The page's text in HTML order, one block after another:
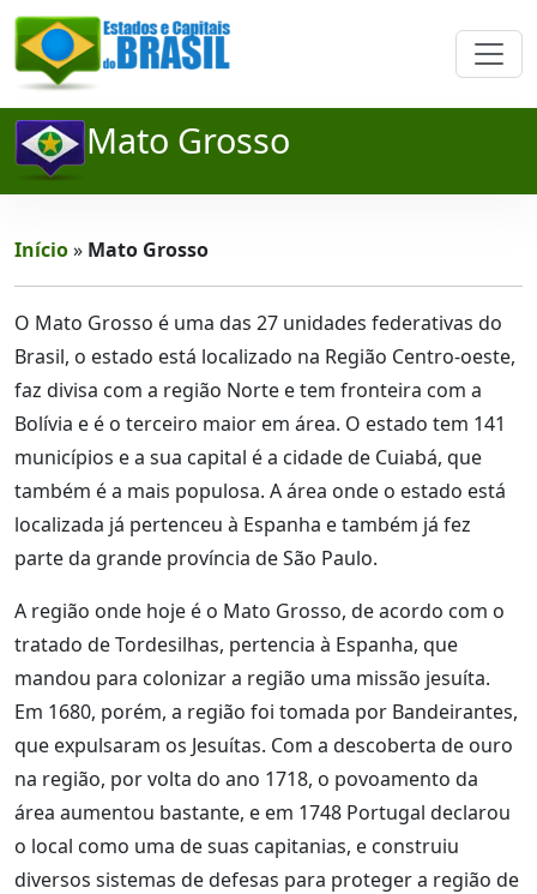
Mato Grosso
Início» Mato Grosso
O Mato Grosso é uma das 27 unidades federativas do
Brasil, o estado está localizado na Região Centro-oeste,
faz divisa com a região Norte e tem fronteira com a
Bolívia e é o terceiro maior em área. O estado tem 141
municípios e a sua capital é a cidade de Cuiabá, que
também é a mais populosa. A área onde o estado está
localizada já pertenceu à Espanha e também já fez
parte da grande província de São Paulo.
A região onde hoje é o Mato Grosso, de acordo com o
tratado de Tordesilhas, pertencia à Espanha, que
mandou para colonizar a região uma missão jesuíta.
Em 1680, porém, a região foi tomada por Bandeirantes,
que expulsaram os Jesuítas. Com a descoberta de ouro
na região, por volta do ano 1718, o povoamento da
área aumentou bastante, e em 1748 Portugal declarou
o local como uma de suas capitanias, e construiu
diversos sistemas de defesas para proteger a região de